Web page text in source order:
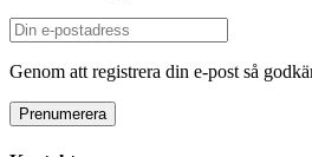
Genom att registrera din e-post så